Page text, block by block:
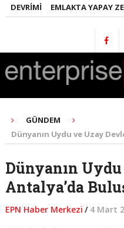
EMLAKTA YAPAY
GÜNDEM
Dünyanın Uydu ve Uzay
Dünyanın
Antalya’da
EPN Haber Merkezi / 4 Mart